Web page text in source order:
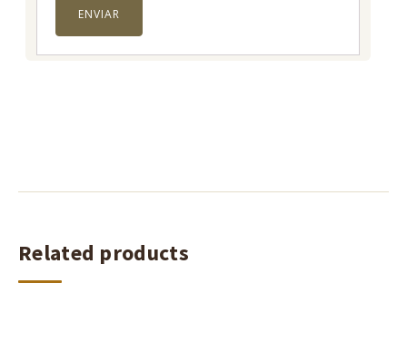
Related products